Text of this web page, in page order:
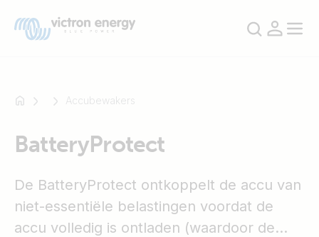
Bijvoorbeeld
Multiplus-
Orion
Accubewakers
BatteryProtect
De BatteryProtect ontkoppelt de accu van
niet-essentiële belastingen voordat de
accu volledig is ontladen (waardoor de